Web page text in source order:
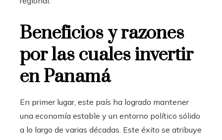
Beneficios y razones
por las cuales invertir
en Panamá
En primer lugar, este país ha logrado mantener
una economía estable y un entorno político sólido
a lo largo de varias décadas. Este éxito se atribuye